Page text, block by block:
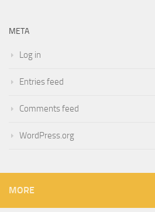
META
Log in
Entries feed
Comments feed
WordPress.org
MORE